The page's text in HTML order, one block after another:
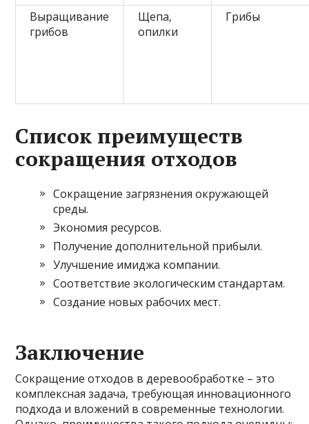
Выращивание
грибов
Щепа,
опилки
Грибы
Список преимуществ
сокращения отходов
Сокращение загрязнения окружающей
среды.
Экономия ресурсов.
Получение дополнительной прибыли.
Улучшение имиджа компании.
Соответствие экологическим стандартам.
Создание новых рабочих мест.
Заключение
Сокращение отходов в деревообработке – это
комплексная задача, требующая инновационного
подхода и вложений в современные технологии.